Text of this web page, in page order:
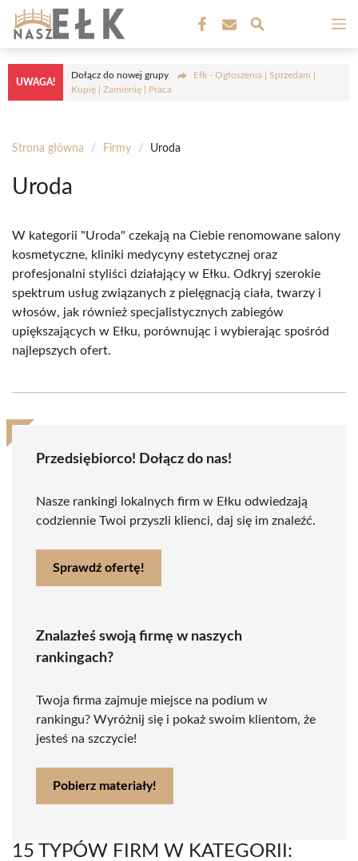
Przejdź
treści
UWAGA!
Dołącz do nowej grupy
Ełk - Ogłoszenia | Sprzedam |
Kupię | Zamienię | Praca
Strona główna / Firmy / Uroda
Uroda
W kategorii "Uroda" czekają na Ciebie renomowane salony
kosmetyczne, kliniki medycyny estetycznej oraz
profesjonalni styliści działający w Ełku. Odkryj szerokie
spektrum usług związanych z pielęgnacją ciała, twarzy i
włosów, jak również specjalistycznych zabiegów
upiększających w Ełku, porównując i wybierając spośród
najlepszych ofert.
Przedsiębiorco! Dołącz do nas!
Nasze rankingi lokalnych firm w Ełku odwiedzają
codziennie Twoi przyszli klienci, daj się im znaleźć.
Sprawdź ofertę!
Znalazłeś swoją firmę w naszych
rankingach?
Twoja firma zajmuje miejsce na podium w
rankingu? Wyróżnij się i pokaż swoim klientom, że
jesteś na szczycie!
Pobierz materiały!
15 TYPÓW FIRM W KATEGORII: